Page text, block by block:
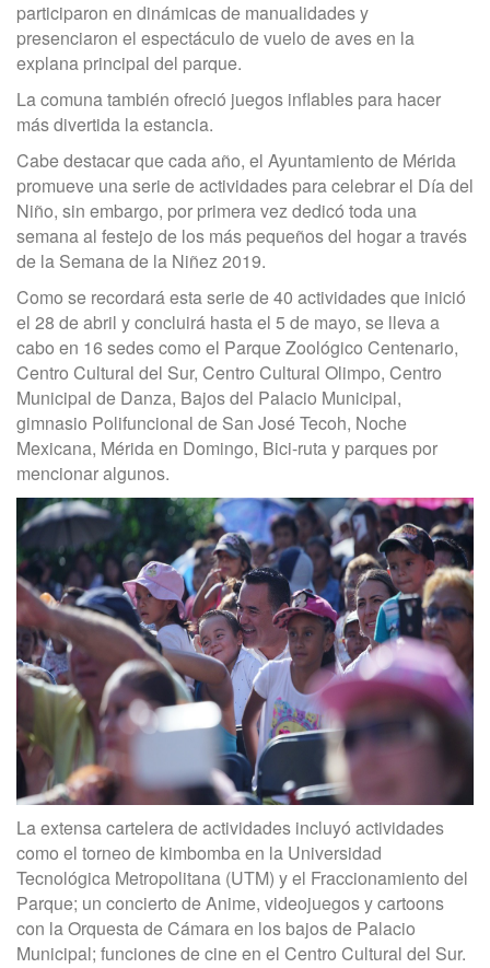
participaron en dinámicas de manualidades y
presenciaron el espectáculo de vuelo de aves en la
explana principal del parque.
La comuna también ofreció juegos inflables para hacer
más divertida la estancia.
Cabe destacar que cada año, el Ayuntamiento de Mérida
promueve una serie de actividades para celebrar el Día del
Niño, sin embargo, por primera vez dedicó toda una
semana al festejo de los más pequeños del hogar a través
de la Semana de la Niñez 2019.
Como se recordará esta serie de 40 actividades que inició
el 28 de abril y concluirá hasta el 5 de mayo, se lleva a
cabo en 16 sedes como el Parque Zoológico Centenario,
Centro Cultural del Sur, Centro Cultural Olimpo, Centro
Municipal de Danza, Bajos del Palacio Municipal,
gimnasio Polifuncional de San José Tecoh, Noche
Mexicana, Mérida en Domingo, Bici-ruta y parques por
mencionar algunos.
La extensa cartelera de actividades incluyó actividades
como el torneo de kimbomba en la Universidad
Tecnológica Metropolitana (UTM) y el Fraccionamiento del
Parque; un concierto de Anime, videojuegos y cartoons
con la Orquesta de Cámara en los bajos de Palacio
Municipal; funciones de cine en el Centro Cultural del Sur.